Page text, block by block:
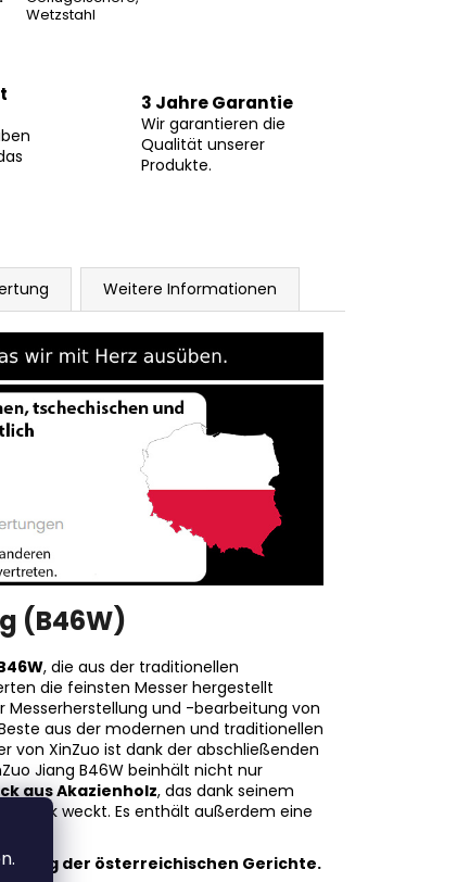
Wetzstahl
3 Jahre Garantie
Wir garantieren die
Qualität unserer
Produkte.
Weitere Informationen
(B46W)
, die aus der traditionellen
die feinsten Messer hergestellt
Messerherstellung und -bearbeitung von
aus der modernen und traditionellen
von XinZuo ist dank der abschließenden
Jiang B46W beinhält nicht nur
aus Akazienholz, das dank seinem
weckt. Es enthält außerdem eine
der österreichischen Gerichte.